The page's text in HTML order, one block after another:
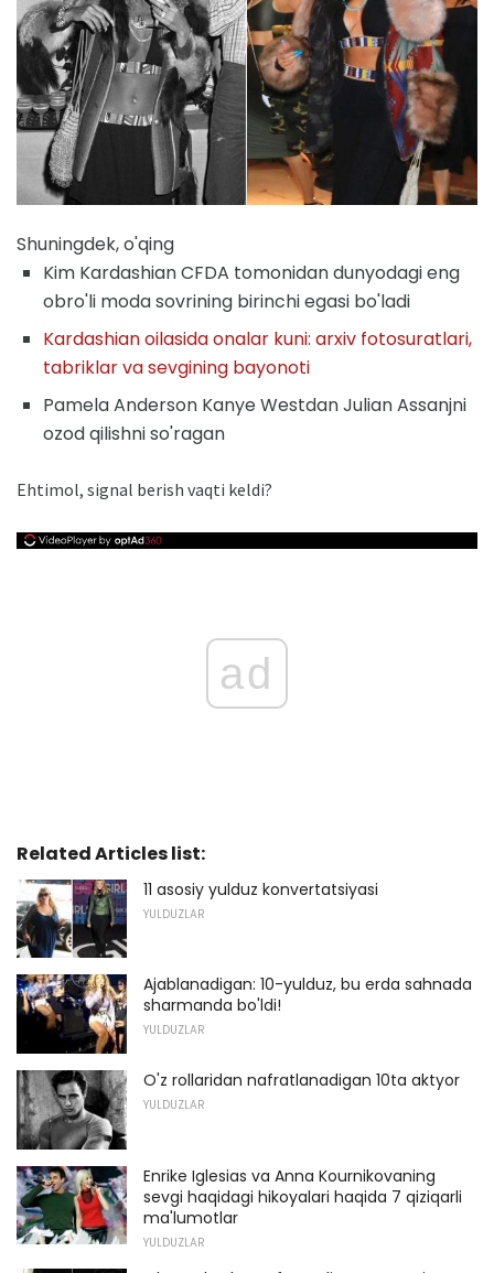
Shuningdek, o'qing
Kim Kardashian CFDA tomonidan dunyodagi eng
obro'li moda sovrining birinchi egasi bo'ladi
Kardashian oilasida onalar kuni: arxiv fotosuratlari,
tabriklar va sevgining bayonoti
Pamela Anderson Kanye Westdan Julian Assanjni
ozod qilishni so'ragan
Ehtimol, signal berish vaqti keldi?
ad
Related Articles list:
11 asosiy yulduz konvertatsiyasi
YULDUZLAR
Ajablanadigan: 10-yulduz, bu erda sahnada
sharmanda bo'ldi!
YULDUZLAR
O'z rollaridan nafratlanadigan 10ta aktyor
YULDUZLAR
Enrike Iglesias va Anna Kournikovaning
sevgi haqidagi hikoyalari haqida 7 qiziqarli
ma'lumotlar
YULDUZLAR